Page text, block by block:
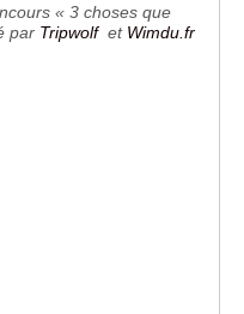
« 3 choses que
par Tripwolfet Wimdu.fr